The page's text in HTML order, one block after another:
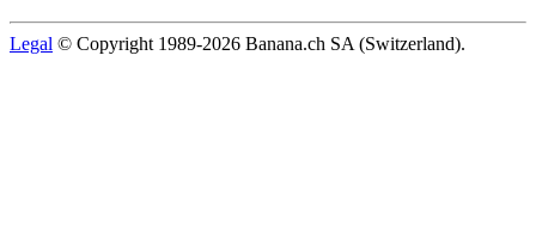
Legal © Copyright 1989-2026 Banana.ch SA (Switzerland).